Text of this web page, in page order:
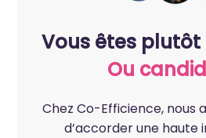
Vous êtes plutôt
Ou
Chez Co-Efficience, nous
d’accorder une haute